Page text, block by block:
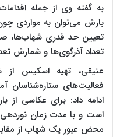
به گفته وی از جمله
بارش می‌توان به مواردی
تعیین حد قدری شهاب‌ها،
تعداد آذرگوی‌ها و شمارش
عتیقی، تهیه اسکیس از
فعالیت‌های ستاره‌شناسان
ادامه داد: برای عکاسی از
است و با مدت زمان
محض عبور یک شهاب از